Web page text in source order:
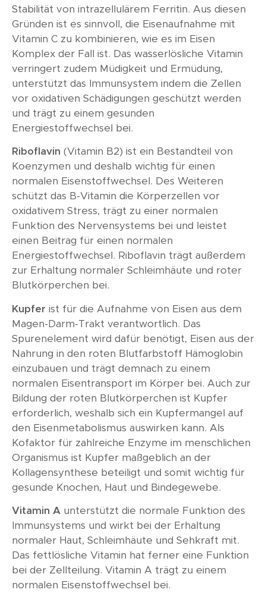
Stabilität von intrazellulärem Ferritin. Aus diesen
Gründen ist es sinnvoll, die Eisenaufnahme mit
Vitamin C zu kombinieren, wie es im Eisen
Komplex der Fall ist. Das wasserlösliche Vitamin
verringert zudem Müdigkeit und Ermüdung,
unterstützt das Immunsystem indem die Zellen
vor oxidativen Schädigungen geschützt werden
und trägt zu einem gesunden
Energiestoffwechsel bei.
Riboflavin (Vitamin B2) ist ein Bestandteil von
Koenzymen und deshalb wichtig für einen
normalen Eisenstoffwechsel. Des Weiteren
schützt das B-Vitamin die Körperzellen vor
oxidativem Stress, trägt zu einer normalen
Funktion des Nervensystems bei und leistet
einen Beitrag für einen normalen
Energiestoffwechsel. Riboflavin trägt außerdem
zur Erhaltung normaler Schleimhäute und roter
Blutkörperchen bei.
Kupfer ist für die Aufnahme von Eisen aus dem
Magen-Darm-Trakt verantwortlich. Das
Spurenelement wird dafür benötigt, Eisen aus der
Nahrung in den roten Blutfarbstoff Hämoglobin
einzubauen und trägt demnach zu einem
normalen Eisentransport im Körper bei. Auch zur
Bildung der roten Blutkörperchen ist Kupfer
erforderlich, weshalb sich ein Kupfermangel auf
den Eisenmetabolismus auswirken kann. Als
Kofaktor für zahlreiche Enzyme im menschlichen
Organismus ist Kupfer maßgeblich an der
Kollagensynthese beteiligt und somit wichtig für
gesunde Knochen, Haut und Bindegewebe.
Vitamin A unterstützt die normale Funktion des
Immunsystems und wirkt bei der Erhaltung
normaler Haut, Schleimhäute und Sehkraft mit.
Das fettlösliche Vitamin hat ferner eine Funktion
bei der Zellteilung. Vitamin A trägt zu einem
normalen Eisenstoffwechsel bei.